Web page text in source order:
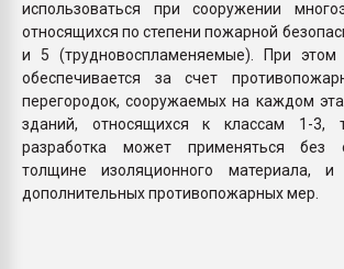
использоваться при сооружении
относящихся по степени пожарной
и 5 (трудновоспламеняемые). При
обеспечивается за счет
перегородок, сооружаемых на каждом
зданий, относящихся к классам 1-3,
разработка может применяться без
толщине изоляционного материала, и
дополнительных противопожарных мер.